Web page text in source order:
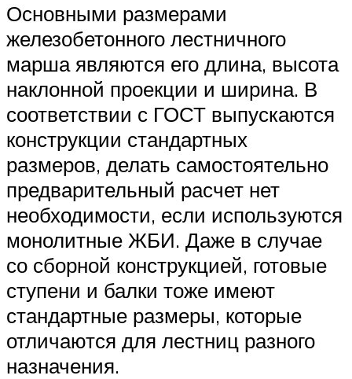
Основными размерами
железобетонного лестничного
марша являются его длина, высота
наклонной проекции и ширина. В
соответствии с ГОСТ выпускаются
конструкции стандартных
размеров, делать самостоятельно
предварительный расчет нет
необходимости, если используются
монолитные ЖБИ. Даже в случае
со сборной конструкцией, готовые
ступени и балки тоже имеют
стандартные размеры, которые
отличаются для лестниц разного
назначения.